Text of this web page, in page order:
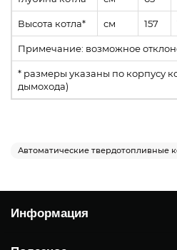
Высота котла* см 157
Примечание: возможное
* размеры указаны по корпусу
дымохода)
Автоматические твердотопливные
Информация